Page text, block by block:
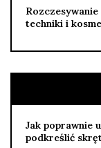
techniki i
Jak poprawnie
podkreślić